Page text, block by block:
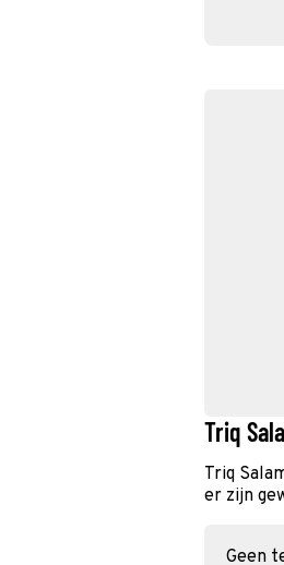
Triq
Triq
er zijn
Geen